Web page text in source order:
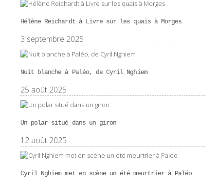
Hélène Reichardt à Livre sur les quais à Morges
3 septembre 2025
Nuit blanche à Paléo, de Cyril Nghiem
25 août 2025
Un polar situé dans un giron
12 août 2025
Cyril Nghiem met en scène un été meurtrier à Paléo